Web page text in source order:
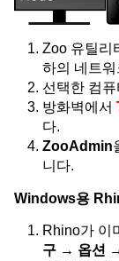
Zoo 유틸리
하의 네트
선택한 컴퓨
방화벽에서
다.
ZooAdmin
니다.
Windows용
Rhino가 이
구 → 옵션